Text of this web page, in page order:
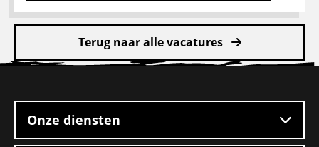
Lees
meer
Pakketbezorger
Terug naar alle vacatures
footer
Onze diensten